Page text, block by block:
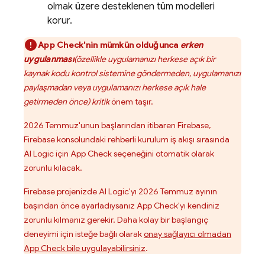
olmak üzere desteklenen tüm modelleri
korur.
App Check'nin mümkün olduğunca erken
uygulanması(özellikle uygulamanızı herkese açık bir
kaynak kodu kontrol sistemine göndermeden, uygulamanızı
paylaşmadan veya uygulamanızı herkese açık hale
getirmeden önce) kritikönem taşır.
2026 Temmuz'unun başlarından itibaren Firebase,
Firebasekonsolundaki rehberli kurulum iş akışı sırasında
AI Logiciçin App Checkseçeneğini otomatik olarak
zorunlu kılacak.
Firebase projenizdeAI Logic'yı 2026 Temmuz ayının
başından önce ayarladıysanız App Check'yı kendiniz
zorunlu kılmanız gerekir. Daha kolay bir başlangıç
deneyimi için isteğe bağlı olarakonay sağlayıcı olmadan
App Checkbile uygulayabilirsiniz.